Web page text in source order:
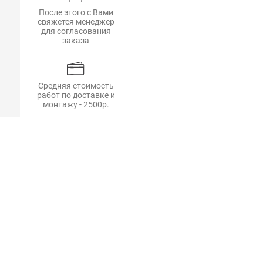
После этого с Вами
свяжется менеджер
для согласования
заказа
Средняя стоимость
работ по доставке и
монтажу - 2500р.